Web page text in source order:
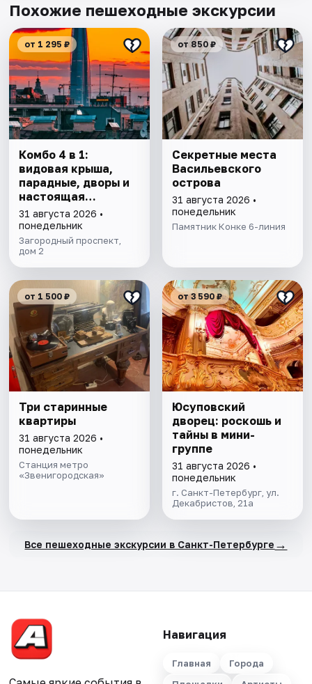
Похожие пешеходные экскурсии
от 1 295 ₽
Комбо 4 в 1:
видовая крыша,
парадные, дворы и
настоящая
коммуналка
31 августа 2026 •
понедельник
Загородный проспект,
дом 2
от 850 ₽
Секретные места
Васильевского
острова
31 августа 2026 •
понедельник
Памятник Конке 6-линия
от 1 500 ₽
Три старинные
квартиры
31 августа 2026 •
понедельник
Станция метро
«Звенигородская»
от 3 590 ₽
Юсуповский
дворец: роскошь и
тайны в мини-
группе
31 августа 2026 •
понедельник
г. Санкт-Петербург, ул.
Декабристов, 21а
Все пешеходные экскурсии в Санкт-Петербурге →
Навигация
Главная
Города